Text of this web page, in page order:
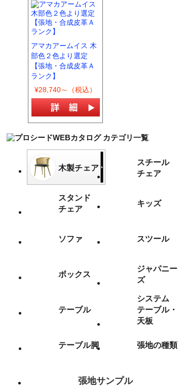
アマカアームイス 木
部色２色より選定
【張地・合成皮革Ａ
ランク】
¥28,740～（税込）
木製チェア
スチール
チェア
スタンド
チェア
キッズ
ソファ スツール
ボックス
ジャパニー
ズ
テーブル
システム
テーブル・
天板
テーブル脚 張地の種類
張地サンプル